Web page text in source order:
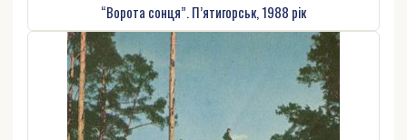
“Ворота сонця”. П’ятигорськ, 1988 рік